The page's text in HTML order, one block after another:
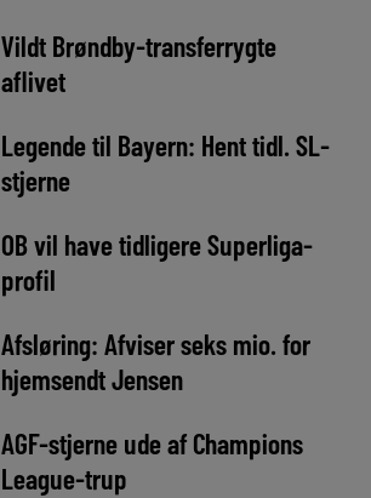
Vildt Brøndby-transferrygte
aflivet
Legende til Bayern: Hent tidl. SL-
stjerne
OB vil have tidligere Superliga-
profil
Afsløring: Afviser seks mio. for
hjemsendt Jensen
AGF-stjerne ude af Champions
League-trup